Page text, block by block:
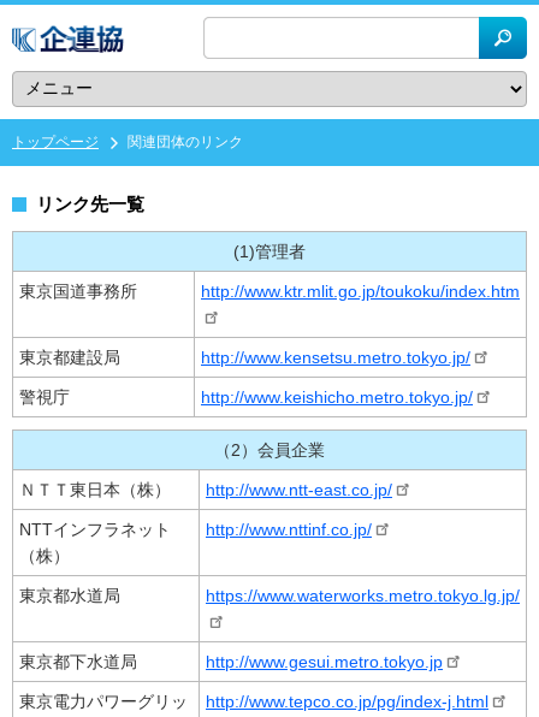
イ
ン
テ
ン
ツ
動
パ
ン
く
トップページ 関連団体のリンク
リンク先一覧
(1)管理者
東京国道事務所 http://www.ktr.mlit.go.jp/toukoku/index.htm
東京都建設局 http://www.kensetsu.metro.tokyo.jp/
警視庁 http://www.keishicho.metro.tokyo.jp/
（2）会員企業
ＮＴＴ東日本（株） http://www.ntt-east.co.jp/
NTTインフラネット
（株）
http://www.nttinf.co.jp/
東京都水道局 https://www.waterworks.metro.tokyo.lg.jp/
東京都下水道局 http://www.gesui.metro.tokyo.jp
東京電力パワーグリッ
http://www.tepco.co.jp/pg/index-j.html